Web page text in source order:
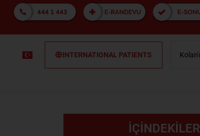
INTERNATIONAL PATIENTS
İÇİNDEKİLER